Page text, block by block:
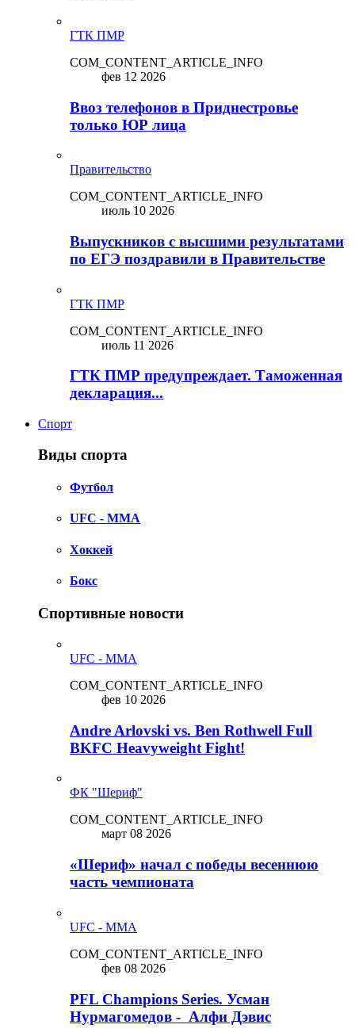
ГТК ПМР
COM_CONTENT_ARTICLE_INFO
фев 12 2026
Ввоз телефонов в Приднестровье
только ЮР лица
Правительство
COM_CONTENT_ARTICLE_INFO
июль 10 2026
Выпускников с высшими результатами
по ЕГЭ поздравили в Правительстве
ГТК ПМР
COM_CONTENT_ARTICLE_INFO
июль 11 2026
ГТК ПМР предупреждает. Таможенная
декларация...
Спорт
Виды спорта
Футбол
UFC - MMA
Хоккей
Бокс
Спортивные новости
UFC - MMA
COM_CONTENT_ARTICLE_INFO
фев 10 2026
Andre Arlovski vs. Ben Rothwell Full
BKFC Heavyweight Fight!
ФК "Шериф"
COM_CONTENT_ARTICLE_INFO
март 08 2026
«Шериф» начал с победы весеннюю
часть чемпионата
UFC - MMA
COM_CONTENT_ARTICLE_INFO
фев 08 2026
PFL Champions Series. Усман
Нурмагомедов - Алфи Дэвис